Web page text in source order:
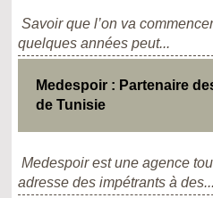
Savoir que l’on va
quelques années peut...
Medespoir : Partenaire
de Tunisie
Medespoir est une agence
adresse des impétrants à des...